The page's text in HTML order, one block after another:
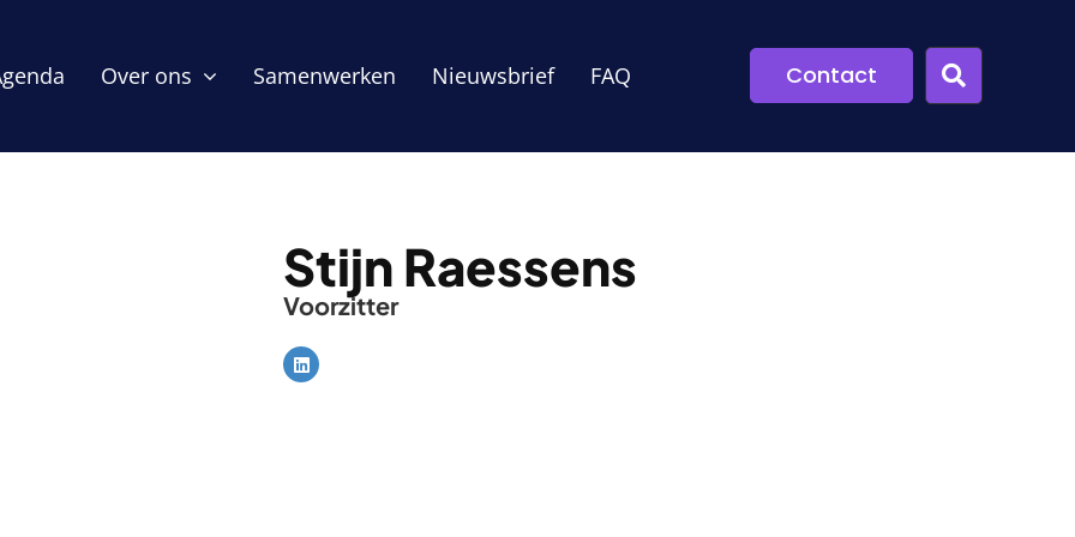
Over ons Samenwerken Nieuwsbrief FAQ Contact
Stijn Raessens
Voorzitter